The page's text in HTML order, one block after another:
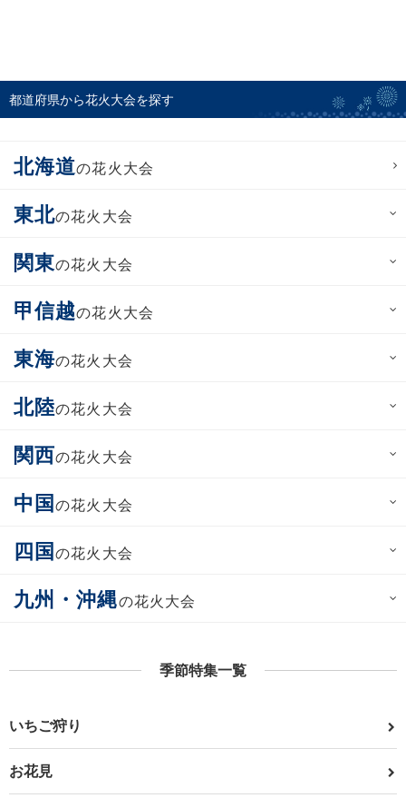
都道府県から花火大会を探す
北海道の花火大会
東北の花火大会
関東の花火大会
甲信越の花火大会
東海の花火大会
北陸の花火大会
関西の花火大会
中国の花火大会
四国の花火大会
九州・沖縄の花火大会
季節特集一覧
いちご狩り
お花見